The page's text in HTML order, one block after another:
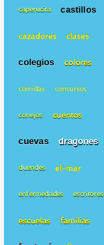
caperucita castillos
cazadores clases
colegios colores
comidas concursos
conejos cuentos
cuevas dragones
duendes el-mar
enfermedades escritores
escuelas familias